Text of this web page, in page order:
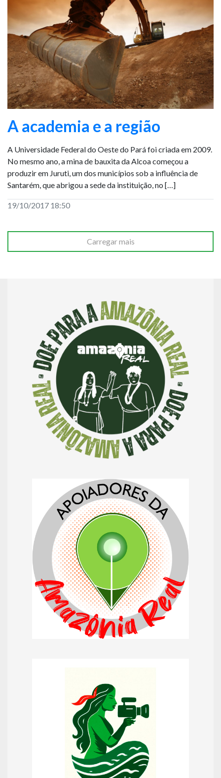
A academia e a região
A Universidade Federal do Oeste do Pará foi criada em 2009.
No mesmo ano, a mina de bauxita da Alcoa começou a
produzir em Juruti, um dos municípios sob a influência de
Santarém, que abrigou a sede da instituição, no […]
19/10/2017 18:50
Carregar mais